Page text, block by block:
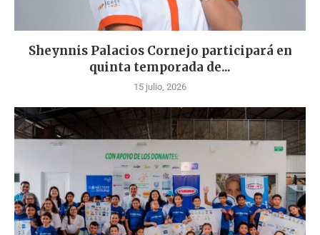
Sheynnis Palacios Cornejo participará en
quinta temporada de...
15 julio, 2026